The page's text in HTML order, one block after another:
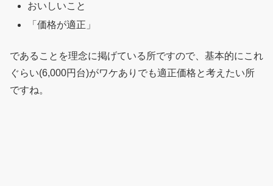
おいしいこと
「価格が適正」
であることを理念に掲げている所ですので、基本的にこれ
ぐらい(6,000円台)がワケありでも適正価格と考えたい所
ですね。